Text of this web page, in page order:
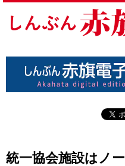
統一協会施設はノー